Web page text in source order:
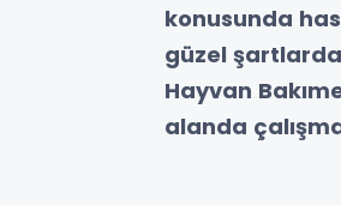
konusunda
güzel
Hayvan
alanda